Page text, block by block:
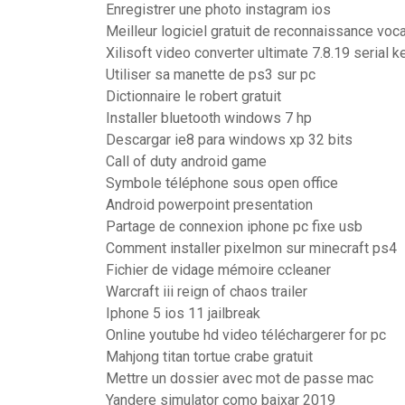
Enregistrer une photo instagram ios
Meilleur logiciel gratuit de reconnaissance
Xilisoft video converter ultimate 7.8.19 serial
Utiliser sa manette de ps3 sur pc
Dictionnaire le robert gratuit
Installer bluetooth windows 7 hp
Descargar ie8 para windows xp 32 bits
Call of duty android game
Symbole téléphone sous open office
Android powerpoint presentation
Partage de connexion iphone pc fixe usb
Comment installer pixelmon sur minecraft ps4
Fichier de vidage mémoire ccleaner
Warcraft iii reign of chaos trailer
Iphone 5 ios 11 jailbreak
Online youtube hd video téléchargerer for pc
Mahjong titan tortue crabe gratuit
Mettre un dossier avec mot de passe mac
Yandere simulator como baixar 2019